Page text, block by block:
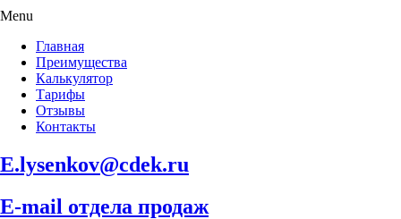
Menu
Главная
Преимущества
Калькулятор
Тарифы
Отзывы
Контакты
E.lysenkov@cdek.ru
E-mail отдела продаж